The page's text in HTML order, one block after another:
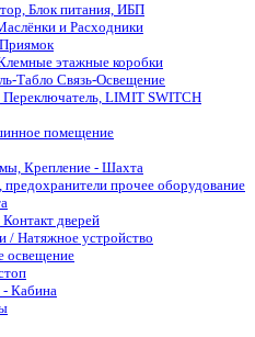
Блок питания, ИБП
и Расходники
этажные коробки
Табло Связь-Освещение
LIMIT SWITCH
помещение
Крепление - Шахта
прочее оборудование
дверей
/ Натяжное устройство
освещение
- Кабина